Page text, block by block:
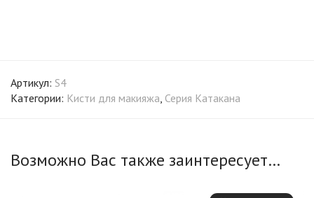
Артикул: S4
Категории: Кисти для макияжа Серия Катакана
Возможно Вас также заинтересует…